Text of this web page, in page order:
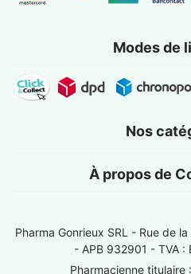
Modes de
Nos
À propos de
Pharma Gonrieux SRL - Rue de
- APB 932901 - TVA
Pharmacienne titulaire